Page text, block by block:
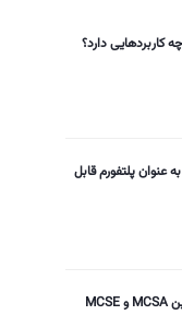
چرا شرکت ها از مایکروسافت CRM به عنوان پلتفورم قابل